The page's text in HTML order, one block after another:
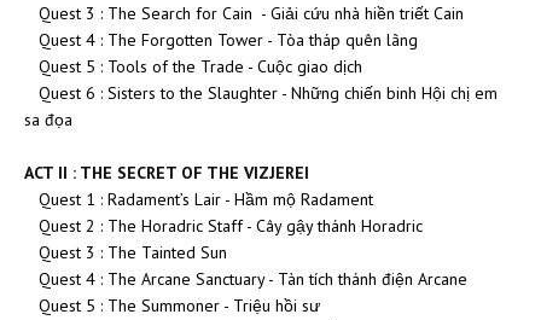
Quest 3 : The Search for Cain - Giải cứu nhà hiền triết Cain
Quest 4 : The Forgotten Tower - Tòa tháp quên lãng
Quest 5 : Tools of the Trade - Cuộc giao dịch
Quest 6 : Sisters to the Slaughter - Những chiến binh Hội chị em
sa đọa
ACT II : THE SECRET OF THE VIZJEREI
Quest 1 : Radament’s Lair - Hầm mộ Radament
Quest 2 : The Horadric Staff - Cây gậy thánh Horadric
Quest 3 : The Tainted Sun
Quest 4 : The Arcane Sanctuary - Tàn tích thánh điện Arcane
Quest 5 : The Summoner - Triệu hồi sư